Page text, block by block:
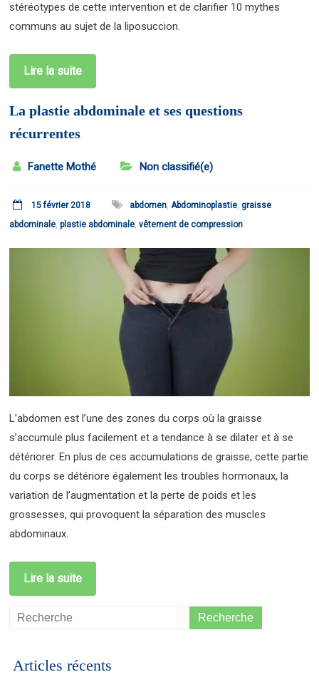
stéréotypes de cette intervention et de clarifier 10 mythes
communs au sujet de la liposuccion.
Lire la suite
La plastie abdominale et ses questions
récurrentes
Fanette Mothé Non classifié(e)
15 février 2018 abdomen,Abdominoplastie,graisse
abdominale,plastie abdominale,vêtement de compression
L’abdomen est l’une des zones du corps où la graisse
s’accumule plus facilement et a tendance à se dilater et à se
détériorer. En plus de ces accumulations de graisse, cette partie
du corps se détériore également les troubles hormonaux, la
variation de l’augmentation et la perte de poids et les
grossesses, qui provoquent la séparation des muscles
abdominaux.
Lire la suite
Articles récents